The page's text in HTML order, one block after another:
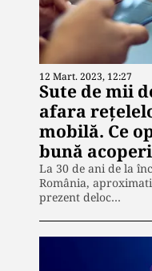
12 Mart. 2023, 12:27
Sute de mii
afara
mobilă. Ce
bună
La 30 de ani de la
România,
prezent deloc…